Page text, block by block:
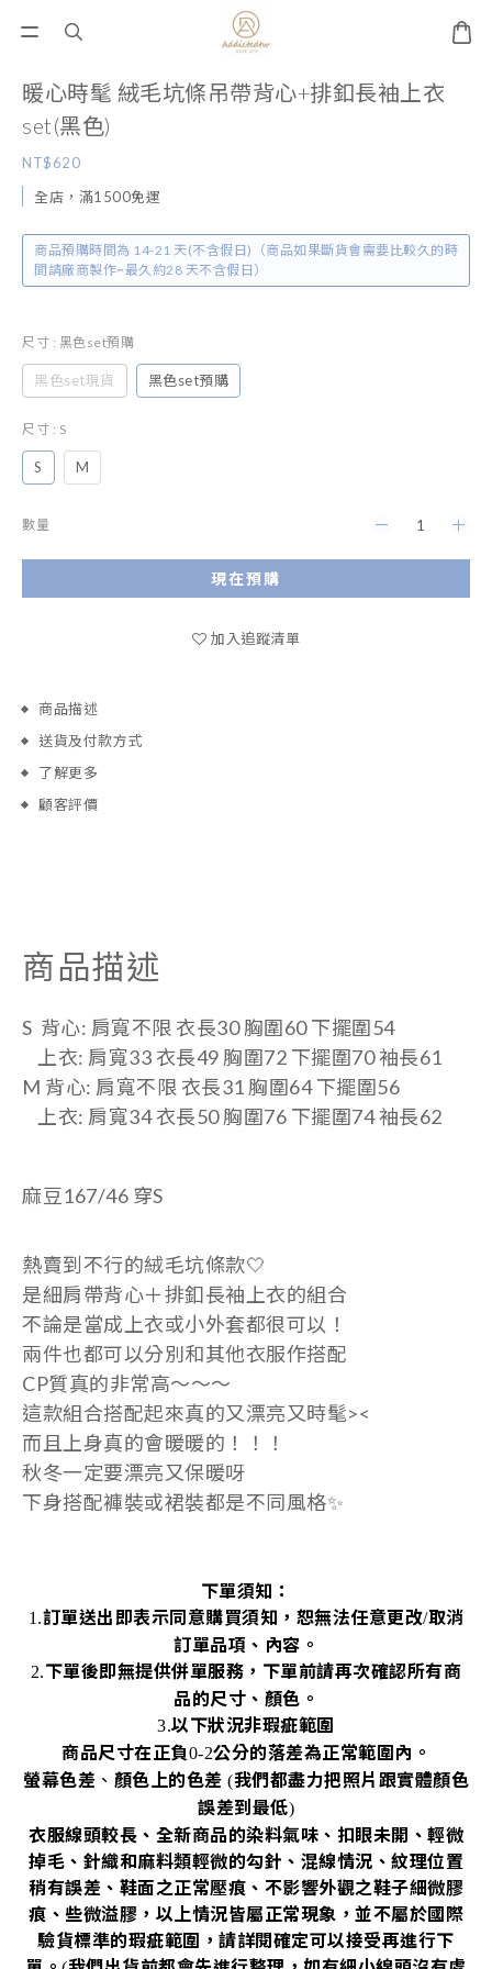
暖心時髦 絨毛坑條吊帶背心+排釦長袖上衣
set(黑色)
NT$620
全店，滿1500免運
商品預購時間為 14-21 天(不含假日)（商品如果斷貨會需要比較久的時
間請廠商製作~最久約28 天不含假日）
尺寸 : 黑色set預購
黑色set現貨 黑色set預購
尺寸 : S
S M
數量
現在預購
加入追蹤清單
商品描述
送貨及付款方式
了解更多
顧客評價
商品描述
S 背心: 肩寬不限 衣長30 胸圍60 下擺圍54
上衣: 肩寬33 衣長49 胸圍72 下擺圍70 袖長61
M 背心: 肩寬不限 衣長31 胸圍64 下擺圍56
上衣: 肩寬34 衣長50 胸圍76 下擺圍74 袖長62
麻豆167/46 穿S
熱賣到不行的絨毛坑條款🤍
是細肩帶背心＋排釦長袖上衣的組合
不論是當成上衣或小外套都很可以！
兩件也都可以分別和其他衣服作搭配
CP質真的非常高～～～
這款組合搭配起來真的又漂亮又時髦><
而且上身真的會暖暖的！！！
秋冬一定要漂亮又保暖呀
下身搭配褲裝或裙裝都是不同風格✨
下單須知：
1.訂單送出即表示同意購買須知，恕無法任意更改/取消
訂單品項、內容。
2.下單後即無提供併單服務，下單前請再次確認所有商
品的尺寸、顏色。
3.以下狀況非瑕疵範圍
商品尺寸在正負0-2公分的落差為正常範圍內。
螢幕色差 、 顏色上的色差 (我們都盡力把照片跟實體顏色
誤差到最低)
衣服線頭較長、全新商品的染料氣味、扣眼未開、輕微
掉毛、針織和麻料類輕微的勾針、混線情況、紋理位置
稍有誤差、鞋面之正常壓痕、不影響外觀之鞋子細微膠
痕、些微溢膠，以上情況皆屬正常現象，並不屬於國際
驗貨標準的瑕疵範圍，請詳閱確定可以接受再進行下